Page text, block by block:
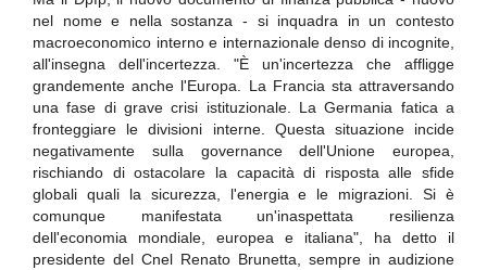
nel nome e nella sostanza - si inquadra in un contesto
macroeconomico interno e internazionale denso di incognite,
all'insegna dell'incertezza. "È un'incertezza che affligge
grandemente anche l'Europa. La Francia sta attraversando
una fase di grave crisi istituzionale. La Germania fatica a
fronteggiare le divisioni interne. Questa situazione incide
negativamente sulla governance dell'Unione europea,
rischiando di ostacolare la capacità di risposta alle sfide
globali quali la sicurezza, l'energia e le migrazioni. Si è
comunque manifestata un'inaspettata resilienza
dell'economia mondiale, europea e italiana", ha detto il
presidente del Cnel Renato Brunetta, sempre in audizione